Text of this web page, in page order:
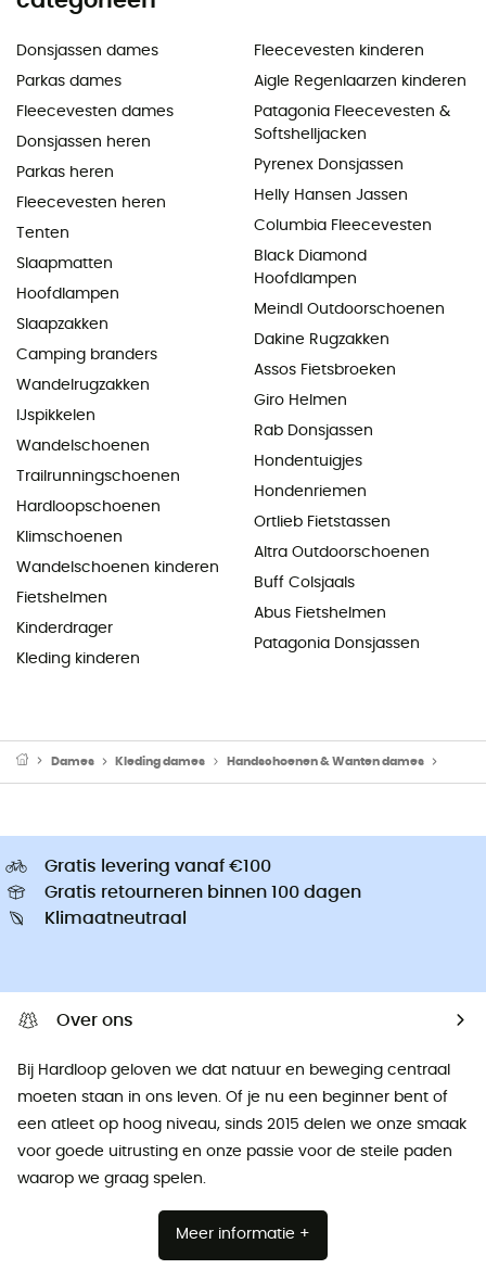
Donsjassen dames
Parkas dames
Fleecevesten dames
Donsjassen heren
Parkas heren
Fleecevesten heren
Tenten
Slaapmatten
Hoofdlampen
Slaapzakken
Camping branders
Wandelrugzakken
IJspikkelen
Wandelschoenen
Trailrunningschoenen
Hardloopschoenen
Klimschoenen
Wandelschoenen kinderen
Fietshelmen
Kinderdrager
Kleding kinderen
Fleecevesten kinderen
Aigle Regenlaarzen kinderen
Patagonia Fleecevesten &
Softshelljacken
Pyrenex Donsjassen
Helly Hansen Jassen
Columbia Fleecevesten
Black Diamond
Hoofdlampen
Meindl Outdoorschoenen
Dakine Rugzakken
Assos Fietsbroeken
Giro Helmen
Rab Donsjassen
Hondentuigjes
Hondenriemen
Ortlieb Fietstassen
Altra Outdoorschoenen
Buff Colsjaals
Abus Fietshelmen
Patagonia Donsjassen
Dames Kleding dames Handschoenen & Wanten dames
Gratis levering vanaf €100
Gratis retourneren binnen 100 dagen
Klimaatneutraal
Over ons
Bij Hardloop geloven we dat natuur en beweging centraal
moeten staan ​​in ons leven. Of je nu een beginner bent of
een atleet op hoog niveau, sinds 2015 delen we onze smaak
voor goede uitrusting en onze passie voor de steile paden
waarop we graag spelen.
Meer informatie +